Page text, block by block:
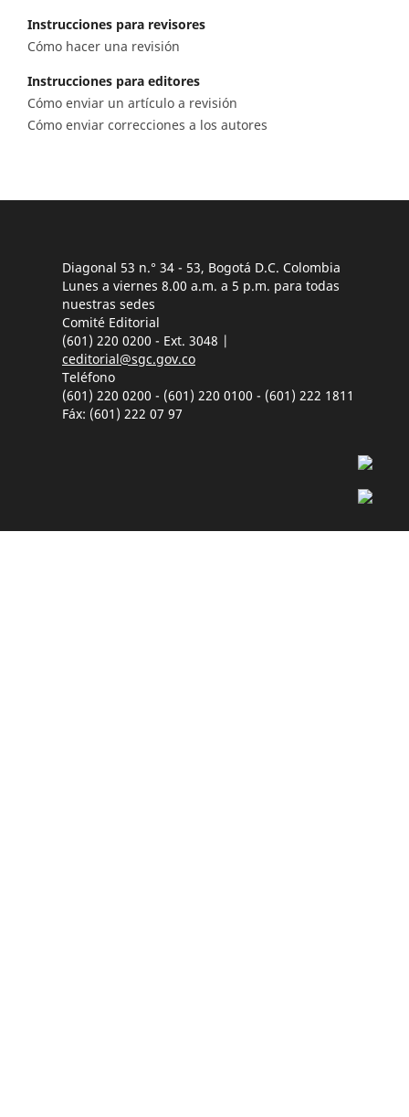
Instrucciones para revisores
Cómo hacer una revisión
Instrucciones para editores
Cómo enviar un artículo a revisión
Cómo enviar correcciones a los autores
Diagonal 53 n.° 34 - 53, Bogotá D.C. Colombia
Lunes a viernes 8.00 a.m. a 5 p.m. para todas
nuestras sedes
Comité Editorial
(601) 220 0200 - Ext. 3048 |
ceditorial@sgc.gov.co
Teléfono
(601) 220 0200 - (601) 220 0100 - (601) 222 1811
Fáx: (601) 222 07 97